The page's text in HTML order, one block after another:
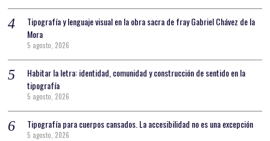
Tipografía y lenguaje visual en la obra sacra de fray Gabriel Chávez de la
Mora
5 agosto, 2026
Habitar la letra: identidad, comunidad y construcción de sentido en la
tipografía
5 agosto, 2026
Tipografía para cuerpos cansados. La accesibilidad no es una excepción
5 agosto, 2026